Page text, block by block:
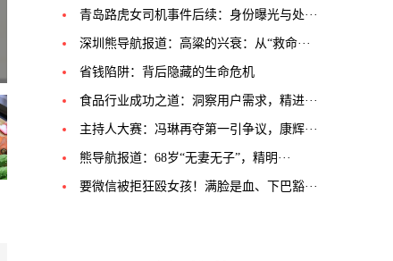
青岛路虎女司机事件后续：身份曝光与处···
深圳熊导航报道：高粱的兴衰：从“救命···
省钱陷阱：背后隐藏的生命危机
食品行业成功之道：洞察用户需求，精进···
主持人大赛：冯琳再夺第一引争议，康辉···
熊导航报道：68岁“无妻无子”，精明···
要微信被拒狂殴女孩！满脸是血、下巴豁···